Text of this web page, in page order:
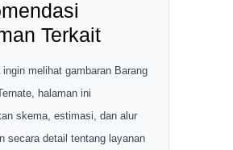
Terkait
melihat gambaran Barang
halaman ini
skema, estimasi, dan alur
secara detail tentang layanan